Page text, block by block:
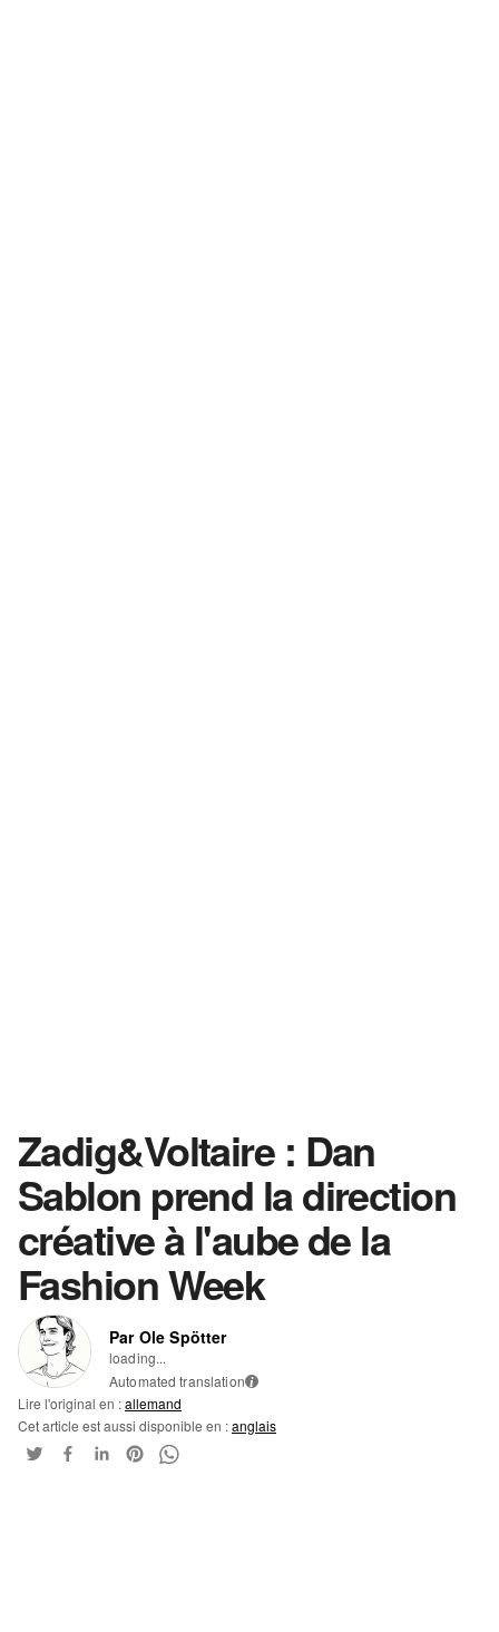
Zadig&Voltaire : Dan
Sablon prend la direction
créative à l'aube de la
Fashion Week
Par Ole Spötter
loading...
Automated translation i
Lire l'original en :allemand
Cet article est aussi disponible en :anglais